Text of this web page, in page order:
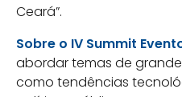
Ceará”.
Sobre o IV Summit
abordar temas de
como tendências